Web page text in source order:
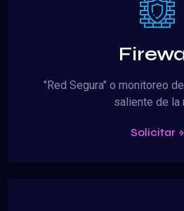
"Red Segura" o monitoreo
saliente de la
Solicitar »